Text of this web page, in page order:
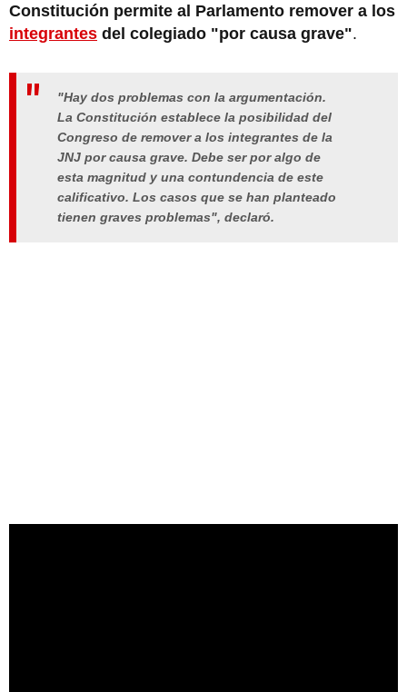
Constitución permite al Parlamento remover a los
integrantes del colegiado "por causa grave".
"Hay dos problemas con la argumentación.
La Constitución establece la posibilidad del
Congreso de remover a los integrantes de la
JNJ por causa grave. Debe ser por algo de
esta magnitud y una contundencia de este
calificativo. Los casos que se han planteado
tienen graves problemas", declaró.